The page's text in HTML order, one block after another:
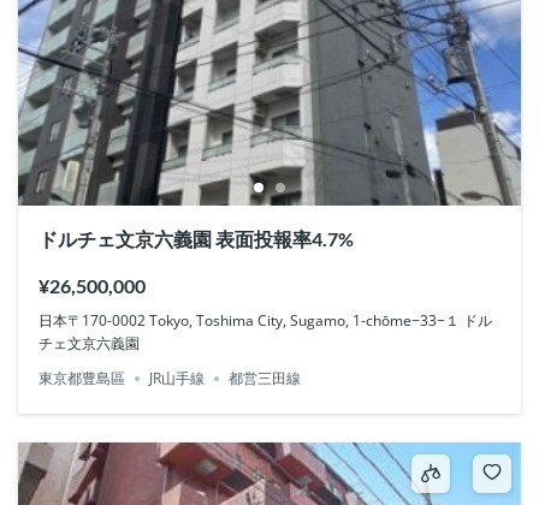
ドルチェ文京六義園 表面投報率4.7%
¥26,500,000
日本〒170-0002 Tokyo, Toshima City, Sugamo, 1-chōme−33−１ ドル
チェ文京六義園
東京都豊島區
JR山手線 都営三田線